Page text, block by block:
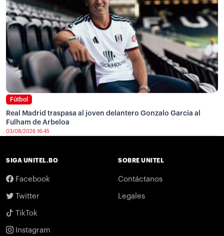
Fútbol
Real Madrid traspasa al joven delantero Gonzalo García al
Fulham de Arbeloa
03/08/2026 16:45
SIGA UNITEL.BO
Facebook
Twitter
TikTok
Instagram
SOBRE UNITEL
Contáctanos
Legales